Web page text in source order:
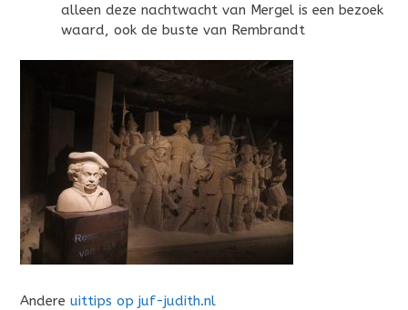
alleen deze nachtwacht van Mergel is een bezoek
waard, ook de buste van Rembrandt
Andere uittips op juf-judith.nl